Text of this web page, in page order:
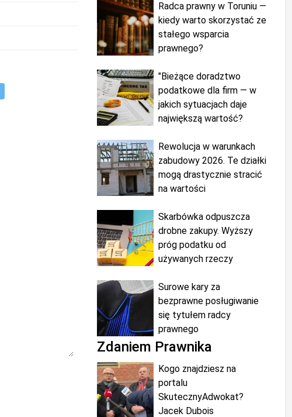
Radca prawny w Toruniu —
kiedy warto skorzystać ze
stałego wsparcia
prawnego?
"Bieżące doradztwo
podatkowe dla firm — w
jakich sytuacjach daje
największą wartość?
Rewolucja w warunkach
zabudowy 2026. Te działki
mogą drastycznie stracić
na wartości
Skarbówka odpuszcza
drobne zakupy. Wyższy
próg podatku od
używanych rzeczy
Surowe kary za
bezprawne posługiwanie
się tytułem radcy
prawnego
Zdaniem Prawnika
Kogo znajdziesz na
portalu
SkutecznyAdwokat?
Jacek Dubois